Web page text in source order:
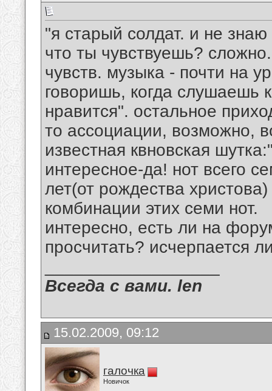
"я старый солдат. и не
что ты чувствуешь?
чувств. музыка - почти на
говоришь, когда слушаешь
нравится". остальное
то ассоциации, возможно,
известная квновская
интересное-да! нот всего
лет(от рождества
комбинации этих семи нот.
интересно, есть ли на
просчитать? исчерпается
Всегда с вами. len
15.02.2009, 09:12
галочка
Новичок